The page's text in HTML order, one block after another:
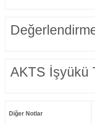
AKTS İşyükü
Diğer Notlar